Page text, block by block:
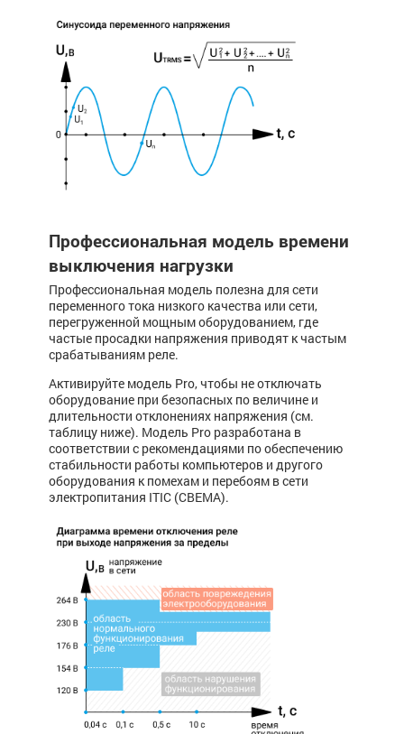
Профессиональная модель времени
выключения нагрузки
Профессиональная модель полезна для сети
переменного тока низкого качества или сети,
перегруженной мощным оборудованием, где
частые просадки напряжения приводят к частым
срабатываниям реле.
Активируйте модель Pro, чтобы не отключать
оборудование при безопасных по величине и
длительности отклонениях напряжения (см.
таблицу ниже). Модель Pro разработана в
соответствии с рекомендациями по обеспечению
стабильности работы компьютеров и другого
оборудования к помехам и перебоям в сети
электропитания ITIC (CBEMA).